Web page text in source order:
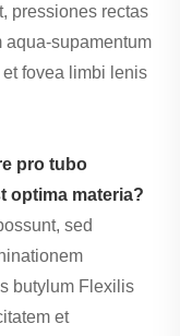
pressiones rectas
aqua-supamentum
fovea limbi lenis
pro tubo
optima materia?
sed
butylum Flexilis
et